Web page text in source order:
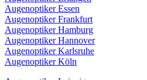
Augenoptiker Essen
Augenoptiker Frankfurt
Augenoptiker Hamburg
Augenoptiker Hannover
Augenoptiker Karlsruhe
Augenoptiker Köln